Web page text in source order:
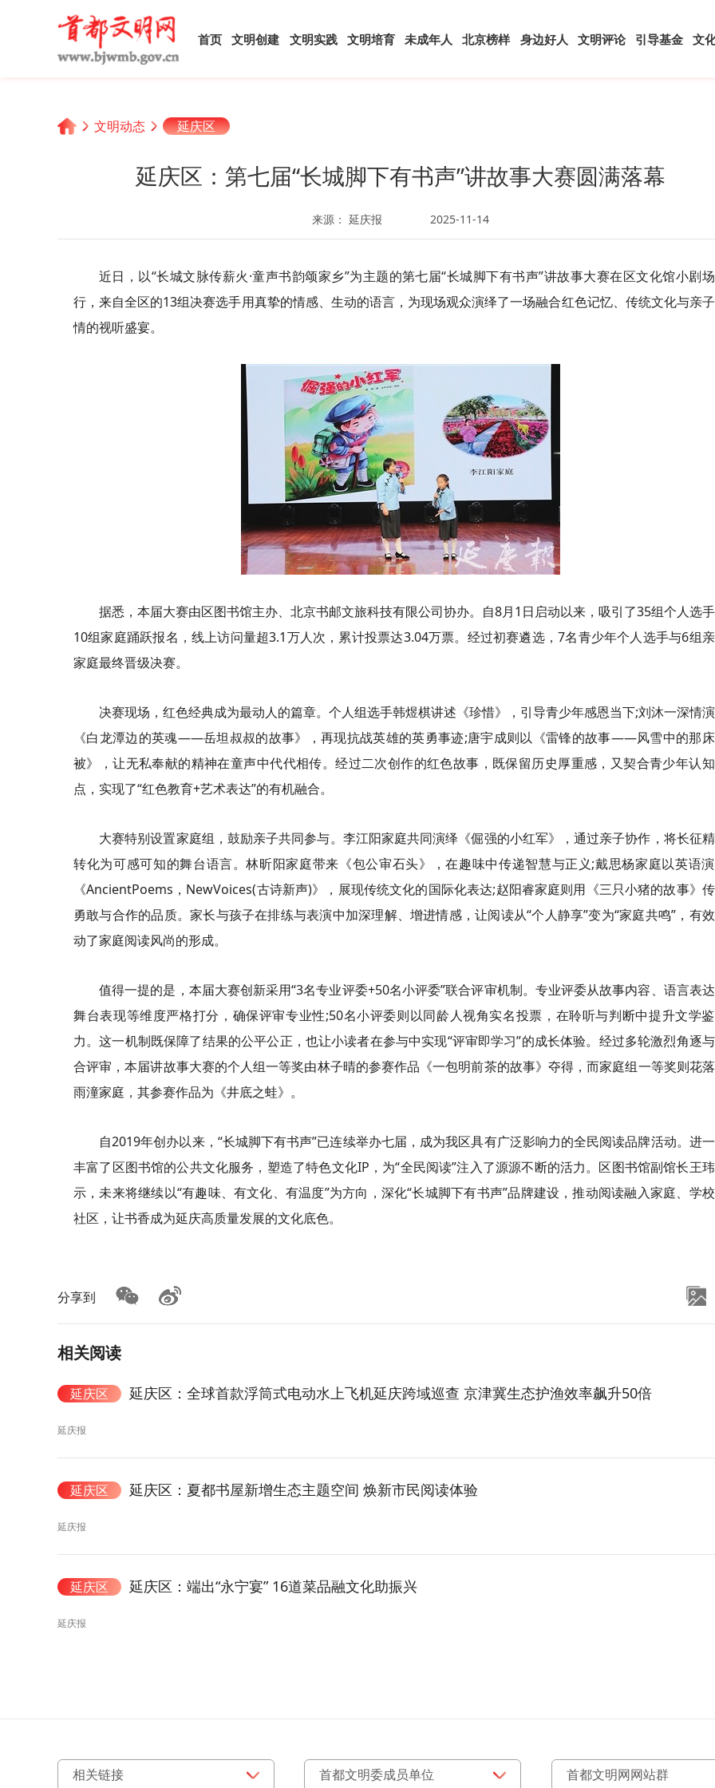
首页 文明创建 文明实践 文明培育 未成年人 北京榜样 身边好人 文明评论 引导基金 文
文明动态 延庆区
延庆区：第七届“长城脚下有书声”讲故事大赛圆满落幕
来源： 延庆报 2025-11-14
近日，以“长城文脉传薪火·童声书韵颂家乡”为主题的第七届“长城脚下有书声”讲故事大赛在区文化馆小剧
行，来自全区的13组决赛选手用真挚的情感、生动的语言，为现场观众演绎了一场融合红色记忆、传统文化与亲
情的视听盛宴。
据悉，本届大赛由区图书馆主办、北京书邮文旅科技有限公司协办。自8月1日启动以来，吸引了35组个人选
10组家庭踊跃报名，线上访问量超3.1万人次，累计投票达3.04万票。经过初赛遴选，7名青少年个人选手与6组
家庭最终晋级决赛。
决赛现场，红色经典成为最动人的篇章。个人组选手韩煜棋讲述《珍惜》，引导青少年感恩当下;刘沐一深情
《白龙潭边的英魂——岳坦叔叔的故事》，再现抗战英雄的英勇事迹;唐宇成则以《雷锋的故事——风雪中的那
被》，让无私奉献的精神在童声中代代相传。经过二次创作的红色故事，既保留历史厚重感，又契合青少年认
点，实现了“红色教育+艺术表达”的有机融合。
大赛特别设置家庭组，鼓励亲子共同参与。李江阳家庭共同演绎《倔强的小红军》，通过亲子协作，将长征
转化为可感可知的舞台语言。林昕阳家庭带来《包公审石头》，在趣味中传递智慧与正义;戴思杨家庭以英语
《AncientPoems，NewVoices(古诗新声)》，展现传统文化的国际化表达;赵阳睿家庭则用《三只小猪的故事》
勇敢与合作的品质。家长与孩子在排练与表演中加深理解、增进情感，让阅读从“个人静享”变为“家庭共鸣”，有
动了家庭阅读风尚的形成。
值得一提的是，本届大赛创新采用“3名专业评委+50名小评委”联合评审机制。专业评委从故事内容、语言表达
舞台表现等维度严格打分，确保评审专业性;50名小评委则以同龄人视角实名投票，在聆听与判断中提升文学
力。这一机制既保障了结果的公平公正，也让小读者在参与中实现“评审即学习”的成长体验。经过多轮激烈角逐
合评审，本届讲故事大赛的个人组一等奖由林子晴的参赛作品《一包明前茶的故事》夺得，而家庭组一等奖则花
雨潼家庭，其参赛作品为《井底之蛙》。
自2019年创办以来，“长城脚下有书声”已连续举办七届，成为我区具有广泛影响力的全民阅读品牌活动。进
丰富了区图书馆的公共文化服务，塑造了特色文化IP，为“全民阅读”注入了源源不断的活力。区图书馆副馆长王
示，未来将继续以“有趣味、有文化、有温度”为方向，深化“长城脚下有书声”品牌建设，推动阅读融入家庭、学
社区，让书香成为延庆高质量发展的文化底色。
分享到
相关阅读
延庆区 延庆区：全球首款浮筒式电动水上飞机延庆跨域巡查 京津冀生态护渔效率飙升50倍
延庆报
延庆区 延庆区：夏都书屋新增生态主题空间 焕新市民阅读体验
延庆报
延庆区 延庆区：端出“永宁宴” 16道菜品融文化助振兴
延庆报